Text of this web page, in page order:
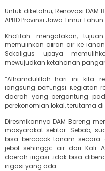
Untuk diketahui, Renovasi
APBD Provinsi Jawa Timur
Khofifah mengatakan,
memulihkan aliran air ke
Sekaligus upaya
mewujudkan ketahanan
“Alhamdulillah hari ini kita
langsung berfungsi. Kegiatan
daerah yang bergantung
perekonomian lokal, terutama di
Diresmikannya DAM Boreng
masyarakat sekitar. Sebab,
bisa bercocok tanam secara
jebol sehingga air dari Kali
daerah irigasi tidak bisa
irigasi yang ada.